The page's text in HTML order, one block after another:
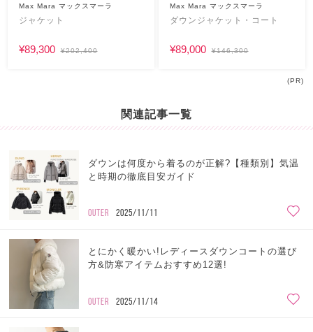
Max Mara マックスマーラ
ジャケット
¥89,300 ¥202,400
Max Mara マックスマーラ
ダウンジャケット・コート
¥89,000 ¥146,300
(PR)
関連記事一覧
ダウンは何度から着るのが正解?【種類別】気温
と時期の徹底目安ガイド
OUTER 2025/11/11
とにかく暖かい!レディースダウンコートの選び
方&防寒アイテムおすすめ12選!
OUTER 2025/11/14